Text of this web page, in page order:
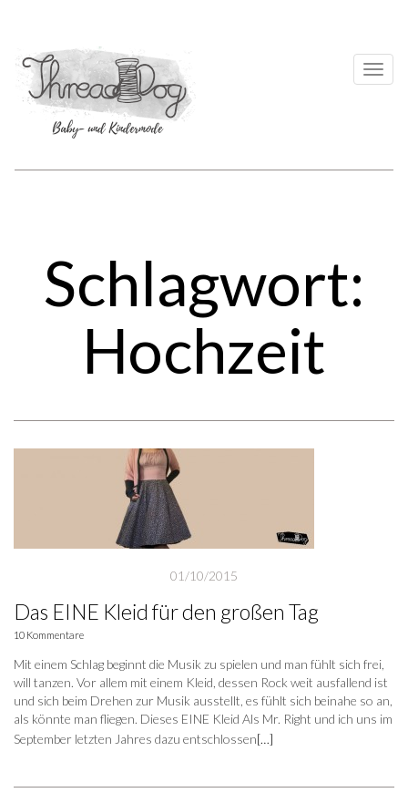
Schlagwort:
Hochzeit
01/10/2015
Das EINE Kleid für den großen Tag
10 Kommentare
Mit einem Schlag beginnt die Musik zu spielen und man fühlt sich frei,
will tanzen. Vor allem mit einem Kleid, dessen Rock weit ausfallend ist
und sich beim Drehen zur Musik ausstellt, es fühlt sich beinahe so an,
als könnte man fliegen. Dieses EINE Kleid Als Mr. Right und ich uns im
September letzten Jahres dazu entschlossen[…]